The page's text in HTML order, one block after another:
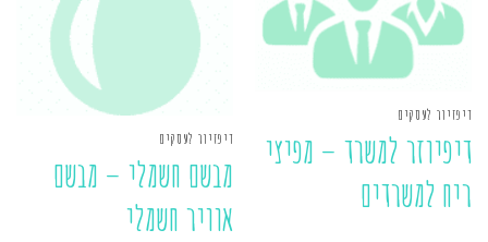
דיפזיור לעסקים
דיפיוזר למשרד – מפיצי
ריח למשרדים
דיפזיור לעסקים
מבשם חשמלי – מבשם
אוויר חשמלי